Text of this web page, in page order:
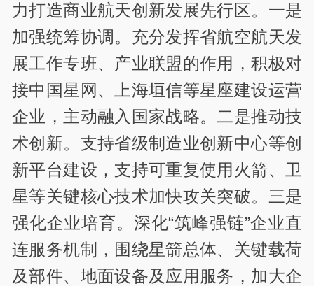
力打造商业航天创新发展先行区。一是
加强统筹协调。充分发挥省航空航天发
展工作专班、产业联盟的作用，积极对
接中国星网、上海垣信等星座建设运营
企业，主动融入国家战略。二是推动技
术创新。支持省级制造业创新中心等创
新平台建设，支持可重复使用火箭、卫
星等关键核心技术加快攻关突破。三是
强化企业培育。深化“筑峰强链”企业直
连服务机制，围绕星箭总体、关键载荷
及部件、地面设备及应用服务，加大企